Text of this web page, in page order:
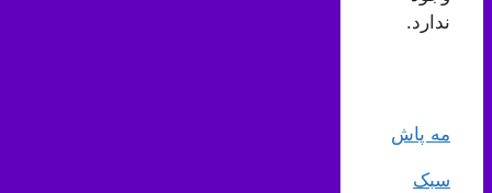
ندارد.
مه پاش
سبک